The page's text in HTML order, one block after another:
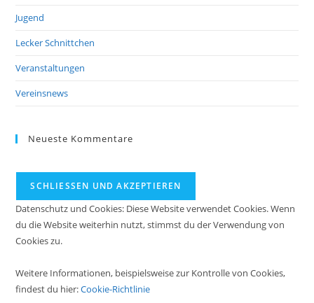
Jugend
Lecker Schnittchen
Veranstaltungen
Vereinsnews
Neueste Kommentare
Datenschutz und Cookies: Diese Website verwendet Cookies. Wenn
du die Website weiterhin nutzt, stimmst du der Verwendung von
Cookies zu.
Weitere Informationen, beispielsweise zur Kontrolle von Cookies,
findest du hier:Cookie-Richtlinie